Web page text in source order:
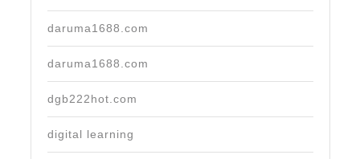
daruma1688.com
daruma1688.com
dgb222hot.com
digital learning